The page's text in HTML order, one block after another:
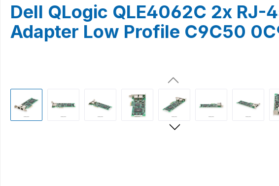
Dell QLogic QLE4062C 2x RJ-
Adapter Low Profile C9C50